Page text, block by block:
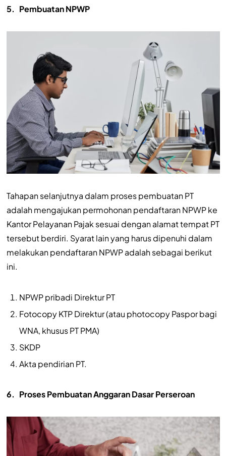
5. Pembuatan NPWP
Tahapan selanjutnya dalam proses pembuatan PT
adalah mengajukan permohonan pendaftaran NPWP ke
Kantor Pelayanan Pajak sesuai dengan alamat tempat PT
tersebut berdiri. Syarat lain yang harus dipenuhi dalam
melakukan pendaftaran NPWP adalah sebagai berikut
ini.
NPWP pribadi Direktur PT
Fotocopy KTP Direktur (atau photocopy Paspor bagi
WNA, khusus PT PMA)
SKDP
Akta pendirian PT.
6. Proses Pembuatan Anggaran Dasar Perseroan